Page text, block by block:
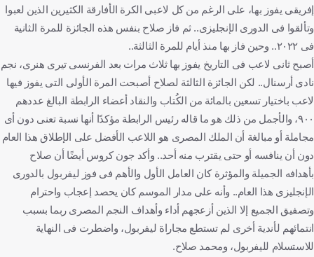
إفريقى يفوز بها، على الرغم من كل لاعبى الكرة الأفارقة الكثيرين الذين لعبوا
وتألقوا فى الدورى الإنجليزى.. ثم فاز صلاح بنفس هذه الجائزة للمرة الثانية
فى ٢٠٢٢.. وحين فاز بها منذ أيام للمرة الثالثة..
أصبح ثانى لاعب فى التاريخ يفوز بها ثلاث مرات بعد الفرنسى تيرى هنرى، نجم
نادى أرسنال.. لكن الجائزة الثالثة لصلاح أصبحت المرة الأولى التى يفوز فيها
لاعب باختيار تسعين بالمائة من الكُتاب والنقاد أعضاء الرابطة البالغ عددهم
٩٠٠، والأجمل من ذلك هو ما قاله رئيس الرابطة مؤكدًا أنها نسبة تعنى دون أى
مجاملة أو مبالغة أن الملك المصرى هو اللاعب الأفضل على الإطلاق هذا العام
دون أن ينافسه أو حتى يقترب منه أحد.. وأكد جون كروس أيضًا أن صلاح
بأهدافه الجميلة والمؤثرة كان العامل الأول والأهم فى فوز ليفربول بالدورى
الإنجليزى هذا العام.. وأنه على مدار الموسم كان يحصد إعجاب واحترام
وتصفيق الجميع إلا الذين أزعجهم أداء وأهداف النجم المصرى ربما بسبب
انتمائهم لأندية أخرى لم تستطع مجاراة ليفربول، واضطرت فى النهاية
للاستسلام لليفربول، ومحمد صلاح.